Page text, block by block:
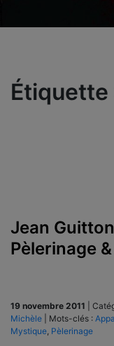
Étiquette
Jean
Pèlerinage
19 novembre 2011
Michèle
Mots-clés :
Mystique Pèlerinage